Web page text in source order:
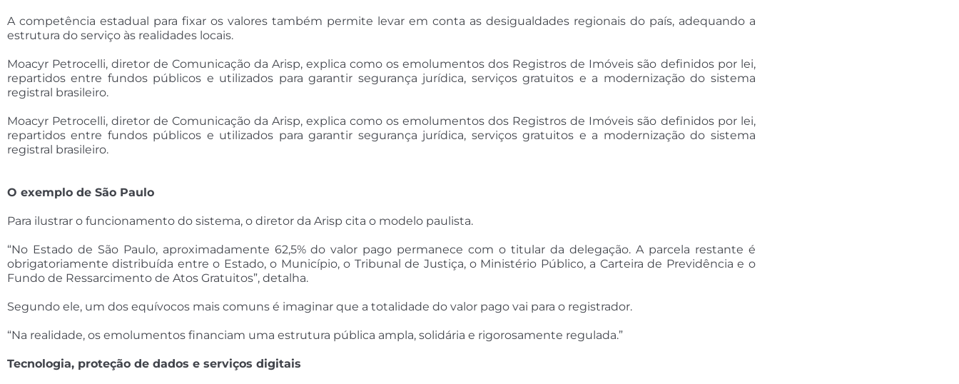
A competência estadual para fixar os valores também permite levar em conta as desigualdades regionais do país, adequando a
estrutura do serviço às realidades locais.
Moacyr Petrocelli, diretor de Comunicação da Arisp, explica como os emolumentos dos Registros de Imóveis são definidos por lei,
repartidos entre fundos públicos e utilizados para garantir segurança jurídica, serviços gratuitos e a modernização do sistema
registral brasileiro.
Moacyr Petrocelli, diretor de Comunicação da Arisp, explica como os emolumentos dos Registros de Imóveis são definidos por lei,
repartidos entre fundos públicos e utilizados para garantir segurança jurídica, serviços gratuitos e a modernização do sistema
registral brasileiro.
O exemplo de São Paulo
Para ilustrar o funcionamento do sistema, o diretor da Arisp cita o modelo paulista.
“No Estado de São Paulo, aproximadamente 62,5% do valor pago permanece com o titular da delegação. A parcela restante é
obrigatoriamente distribuída entre o Estado, o Município, o Tribunal de Justiça, o Ministério Público, a Carteira de Previdência e o
Fundo de Ressarcimento de Atos Gratuitos”, detalha.
Segundo ele, um dos equívocos mais comuns é imaginar que a totalidade do valor pago vai para o registrador.
“Na realidade, os emolumentos financiam uma estrutura pública ampla, solidária e rigorosamente regulada.”
Tecnologia, proteção de dados e serviços digitais